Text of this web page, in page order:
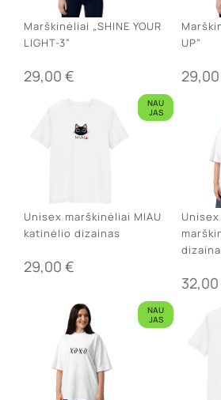
Marškinėliai „SHINE YOUR
LIGHT-3”
29,00 €
UP”
29,00
NAU
JAS
Unisex marškinėliai MIAU
katinėlio dizainas
29,00 €
32,00
NAU
JAS